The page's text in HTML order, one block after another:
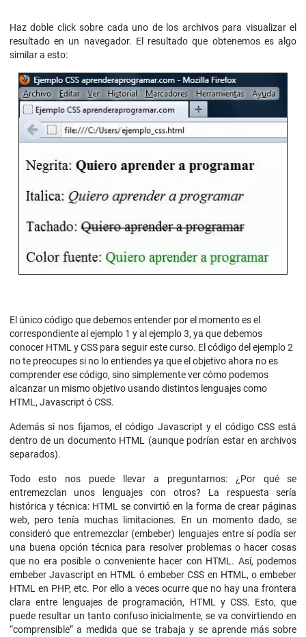
Haz doble click sobre cada uno de los archivos para visualizar el
resultado en un navegador. El resultado que obtenemos es algo
similar a esto:
El único código que debemos entender por el momento es el
correspondiente al ejemplo 1 y al ejemplo 3, ya que debemos
conocer HTML y CSS para seguir este curso. El código del ejemplo 2
no te preocupes si no lo entiendes ya que el objetivo ahora no es
comprender ese código, sino simplemente ver cómo podemos
alcanzar un mismo objetivo usando distintos lenguajes como
HTML, Javascript ó CSS.
Además si nos fijamos, el código Javascript y el código CSS está
dentro de un documento HTML (aunque podrían estar en archivos
separados).
Todo esto nos puede llevar a preguntarnos: ¿Por qué se
entremezclan unos lenguajes con otros? La respuesta sería
histórica y técnica: HTML se convirtió en la forma de crear páginas
web, pero tenía muchas limitaciones. En un momento dado, se
consideró que entremezclar (embeber) lenguajes entre sí podía ser
una buena opción técnica para resolver problemas o hacer cosas
que no era posible o conveniente hacer con HTML. Así, podemos
embeber Javascript en HTML ó embeber CSS en HTML, o embeber
HTML en PHP, etc. Por ello a veces ocurre que no hay una frontera
clara entre lenguajes de programación, HTML y CSS. Esto, que
puede resultar un tanto confuso inicialmente, se va convirtiendo en
“comprensible” a medida que se trabaja y se aprende más sobre